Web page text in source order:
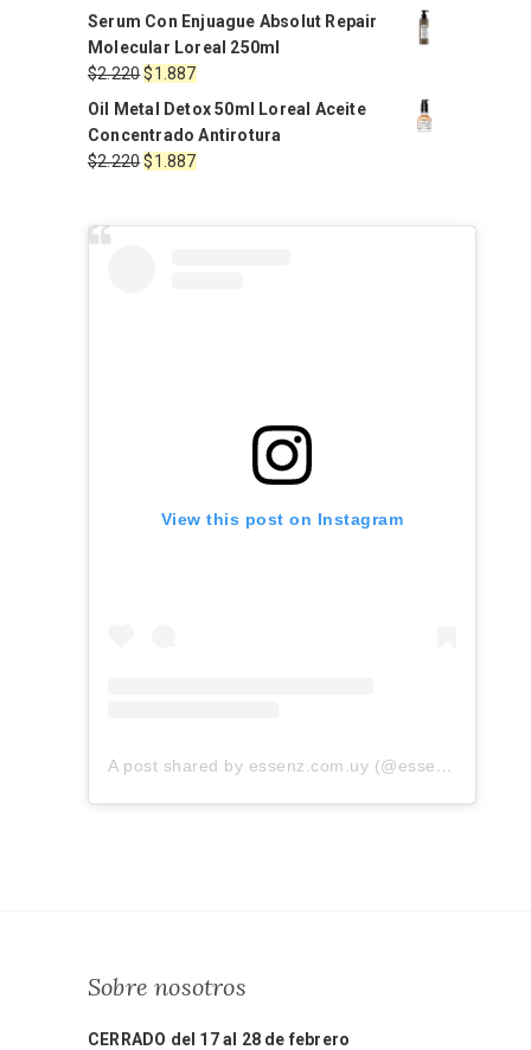
precio
original
era:
$1.568.
precio
actual
es:
$1.411.
Serum Con Enjuague Absolut Repair
Molecular Loreal 250ml
$2.220El
precio
original
era:
$2.220.
$1.887El
precio
actual
es:
$1.887.
Oil Metal Detox 50ml Loreal Aceite
Concentrado Antirotura
$2.220El
$1.887El
View this post on Instagram
A post shared by essenz.com.uy (@essenz.com.uy)
Sobre nosotros
CERRADO del 17 al 28 de febrero